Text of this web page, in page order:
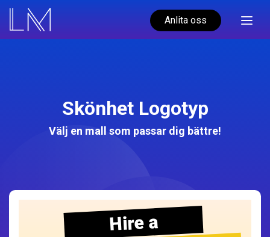
Anlita oss
Skönhet Logotyp
Välj en mall som passar dig bättre!
Hire a